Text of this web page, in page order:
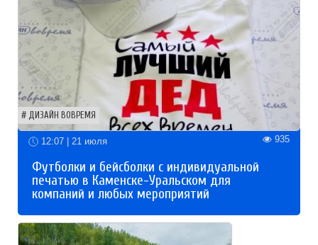
ДИЗАЙН ВОВРЕМЯ
12:07 | 21 июля 935
Футболки и бейсболки с индивидуальной
печатью в Каменске-Уральском для
компаний и любых мероприятий